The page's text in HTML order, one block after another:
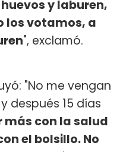
y laburen,
los votamos, a
"​, exclamó.
"No me vengan
después 15 días
más con la salud
el bolsillo. No